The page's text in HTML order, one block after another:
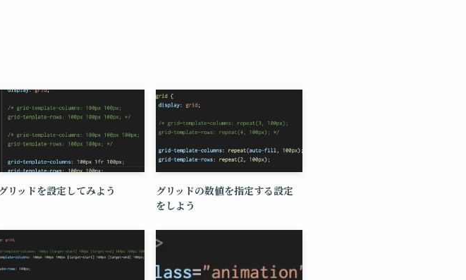
グリッドを設定してみよう
グリッドの数値を指定する設定
をしよう